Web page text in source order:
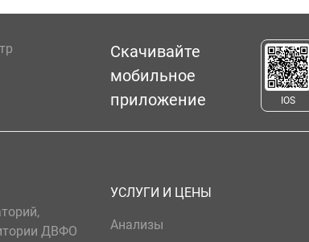
Скачивайте
мобильное
приложение
IOS
ДВФО
УСЛУГИ И ЦЕНЫ
Анализы